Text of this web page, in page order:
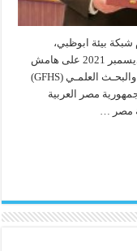
بيئة ابوظبي،
القاهرة، مصر، دبي، الامارات العربية المتحدة، 9 ديسمبر 2021 على هامش
النسخة الثانية من المنتدى العالمي للتعليم العالي والبحـث العلمـي (GFHS)
مصر العربية
مصر …